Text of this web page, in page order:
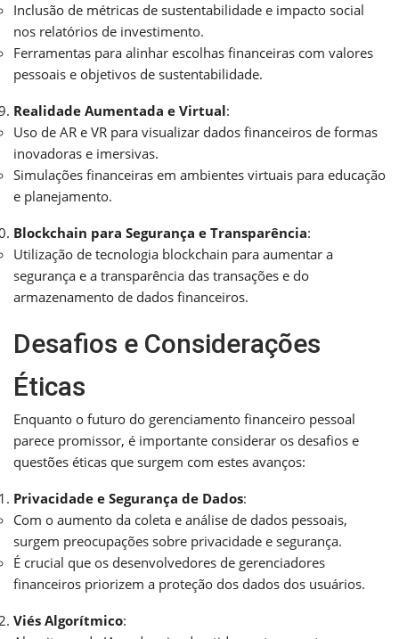
Inclusão de métricas de sustentabilidade e impacto social
nos relatórios de investimento.
Ferramentas para alinhar escolhas financeiras com valores
pessoais e objetivos de sustentabilidade.
Realidade Aumentada e Virtual:
Uso de AR e VR para visualizar dados financeiros de formas
inovadoras e imersivas.
Simulações financeiras em ambientes virtuais para educação
e planejamento.
Blockchain para Segurança e Transparência:
Utilização de tecnologia blockchain para aumentar a
segurança e a transparência das transações e do
armazenamento de dados financeiros.
Desafios e Considerações
Éticas
Enquanto o futuro do gerenciamento financeiro pessoal
parece promissor, é importante considerar os desafios e
questões éticas que surgem com estes avanços:
Privacidade e Segurança de Dados:
Com o aumento da coleta e análise de dados pessoais,
surgem preocupações sobre privacidade e segurança.
É crucial que os desenvolvedores de gerenciadores
financeiros priorizem a proteção dos dados dos usuários.
Viés Algorítmico: